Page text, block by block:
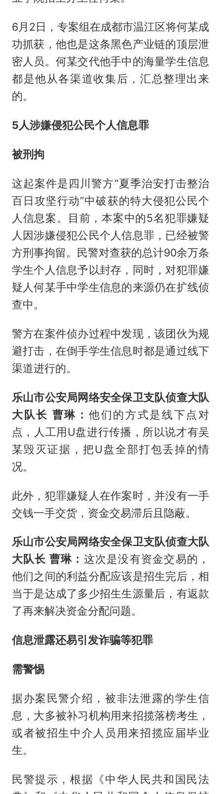
6月2日，专案组在成都市温江区将何某成
功抓获，他也是这条黑色产业链的顶层泄
密人员。何某交代他手中的海量学生信息
都是他从各渠道收集后，汇总整理出来
的。
5人涉嫌侵犯公民个人信息罪
被刑拘
这起案件是四川警方“夏季治安打击整治
百日攻坚行动”中破获的特大侵犯公民个
人信息案。目前，本案中的5名犯罪嫌疑
人因涉嫌侵犯公民个人信息罪，已经被警
方刑事拘留。民警对查获的总计90余万条
学生个人信息予以封存，同时，对犯罪嫌
疑人何某手中学生信息的来源仍在扩线侦
查中。
警方在案件侦办过程中发现，该团伙为规
避打击，在倒手学生信息时都是通过线下
渠道进行的。
乐山市公安局网络安全保卫支队侦查大队
大队长 曹琳： 他们的方式是线下点对
点，人工用U盘进行传播，所以说才有吴
某毁灭证据，把U盘全部打包丢掉的情
况。
此外，犯罪嫌疑人在作案时，并没有一手
交钱一手交货，资金交易滞后且隐蔽。
乐山市公安局网络安全保卫支队侦查大队
大队长 曹琳： 这次是没有资金交易的，
他们之间的利益分配应该是招生完后，相
当于是达成了多少招生生源量后，有返款
了再来解决资金分配问题。
信息泄露还易引发诈骗等犯罪
需警惕
据办案民警介绍，被非法泄露的学生信
息，大多被补习机构用来招揽落榜考生，
或者被招生中介人员用来招揽应届毕业
生。
民警提示，根据《中华人民共和国民法